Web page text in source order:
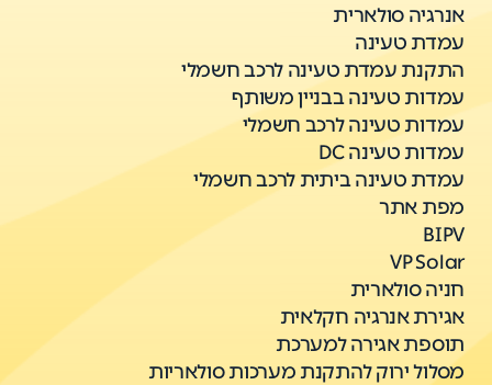
אנרגיה סולארית
עמדת טעינה
התקנת עמדת טעינה לרכב חשמלי
עמדות טעינה בבניין משותף
עמדות טעינה לרכב חשמלי
עמדות טעינה DC
עמדת טעינה ביתית לרכב חשמלי
מפת אתר
BIPV
VP Solar
חניה סולארית
אגירת אנרגיה חקלאית
תוספת אגירה למערכת
מסלול ירוק להתקנת מערכות סולאריות